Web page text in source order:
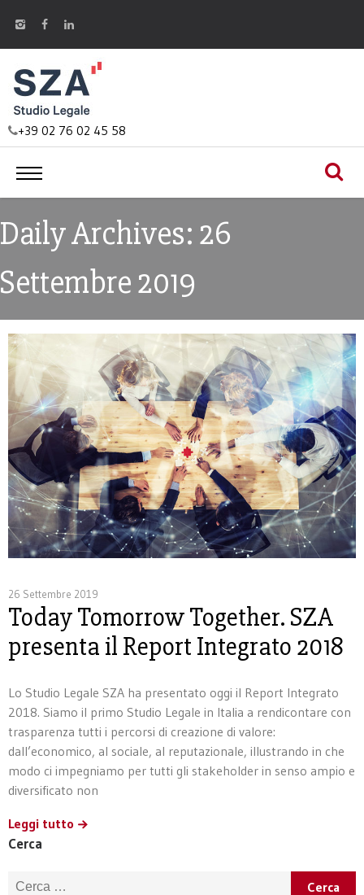
+39 02 76 02 45 58
Daily Archives: 26
Settembre 2019
26 Settembre 2019
Today Tomorrow Together. SZA
presenta il Report Integrato 2018
Lo Studio Legale SZA ha presentato oggi il Report Integrato
2018. Siamo il primo Studio Legale in Italia a rendicontare con
trasparenza tutti i percorsi di creazione di valore:
dall’economico, al sociale, al reputazionale, illustrando in che
modo ci impegniamo per tutti gli stakeholder in senso ampio e
diversificato non
Leggi tutto
Cerca
Ricerca per: